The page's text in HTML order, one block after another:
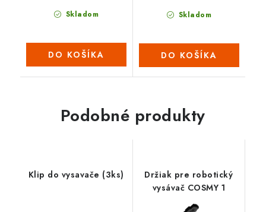
Skladom
DO KOŠÍKA
Skladom
DO KOŠÍKA
Podobné produkty
Klip do vysavače (3ks)
Držiak pre robotický
vysávač COSMY 1